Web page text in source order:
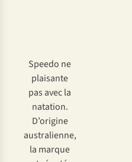
Speedo ne
plaisante
pas avec la
natation.
D’origine
australienne,
la marque